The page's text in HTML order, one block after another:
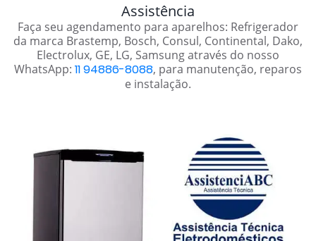
Assistência
Faça seu agendamento para aparelhos: Refrigerador
da marca Brastemp, Bosch, Consul, Continental, Dako,
Electrolux, GE, LG, Samsung através do nosso
WhatsApp: 11 94886-8088, para manutenção, reparos
e instalação.